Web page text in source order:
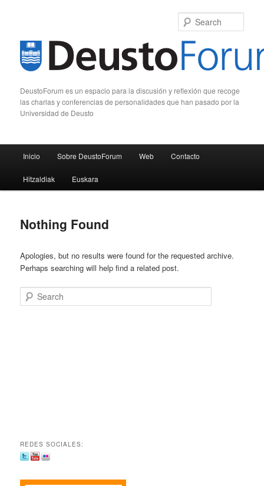
DeustoForum es un espacio para la discusión y reflexión que recoge
las charlas y conferencias de personalidades que han pasado por la
Universidad de Deusto
Skip to primary content
Skip to secondary content
Inicio Sobre DeustoForum Web Contacto
Hitzaldiak Euskara
Nothing Found
Apologies, but no results were found for the requested archive.
Perhaps searching will help find a related post.
Search
REDES SOCIALES: